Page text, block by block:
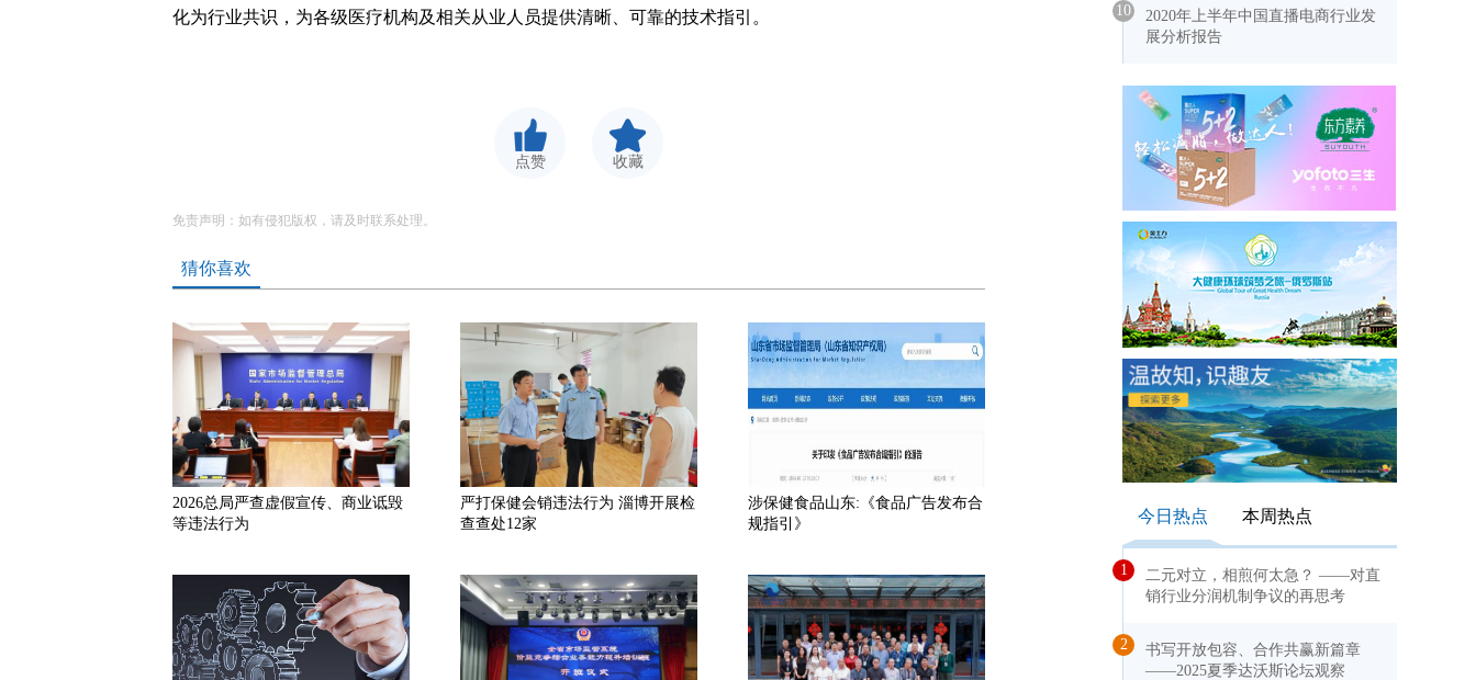
化为行业共识，为各级医疗机构及相关从业人员提供清晰、可靠的技术指引。
点赞 收藏
免责声明：如有侵犯版权，请及时联系处理。
猜你喜欢
2026总局严查虚假宣传、商业诋毁
等违法行为
严打保健会销违法行为 淄博开展检
查查处12家
涉保健食品山东:《食品广告发布合
规指引》
10
2020年上半年中国直播电商行业发
展分析报告
今日热点 本周热点
1
二元对立，相煎何太急？ ——对直
销行业分润机制争议的再思考
2
书写开放包容、合作共赢新篇章
——2025夏季达沃斯论坛观察